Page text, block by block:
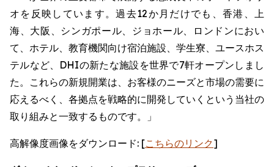
オを反映しています。過去12か月だけでも、香港、上
海、大阪、シンガポール、ジョホール、ロンドンにおい
て、ホテル、教育機関向け宿泊施設、学生寮、ユースホス
テルなど、DHIの新たな施設を世界で7軒オープンしまし
た。これらの新規開業は、お客様のニーズと市場の需要に
応えるべく、各拠点を戦略的に開発していくという当社の
取り組みと一致するものです。」
高解像度画像をダウンロード: [こちらのリンク]